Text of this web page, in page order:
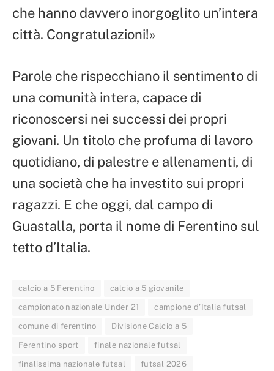
che hanno davvero inorgoglito un’intera
città. Congratulazioni!»
Parole che rispecchiano il sentimento di
una comunità intera, capace di
riconoscersi nei successi dei propri
giovani. Un titolo che profuma di lavoro
quotidiano, di palestre e allenamenti, di
una società che ha investito sui propri
ragazzi. E che oggi, dal campo di
Guastalla, porta il nome di Ferentino sul
tetto d’Italia.
calcio a 5 Ferentino calcio a 5 giovanile
campionato nazionale Under 21 campione d'Italia futsal
comune di ferentino Divisione Calcio a 5
Ferentino sport finale nazionale futsal
finalissima nazionale futsal futsal 2026